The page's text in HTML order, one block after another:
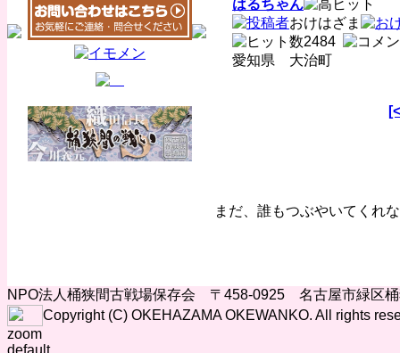
はるちゃん
おけはざま
2484
愛知県 大治町
まだ、誰もつぶやいてくれ
NPO法人桶狭間古戦場保存会 〒458-0925 名古屋市緑区桶
Copyright (C) OKEHAZAMA OKEWANKO. All rights
zoom
default